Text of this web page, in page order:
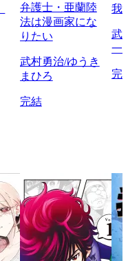
弁護士・亜蘭陸
法は漫画家にな
りたい
武村勇治/ゆうき
まひろ
完結
我
武
一
完